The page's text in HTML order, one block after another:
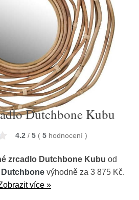
Dutchbone Kubu
4.2 / 5 ( 5 hodnocení )
zrcadlo Dutchbone Kubu od
Dutchbonevýhodně za 3 875 Kč.
více »